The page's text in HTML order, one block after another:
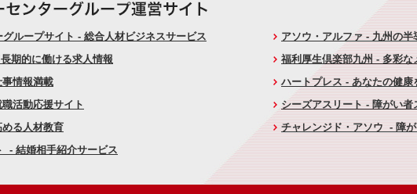
ループサイト - 総合人材ビジネスサービス
期的に働ける求人情報
情報満載
活動応援サイト
る人材教育
- 結婚相手紹介サービス
アソウ・アルファ - 九州の
福利厚生倶楽部九州 - 多彩
ハートプレス - あなたの健康
シーズアスリート - 障がい
チャレンジド・アソウ - 障